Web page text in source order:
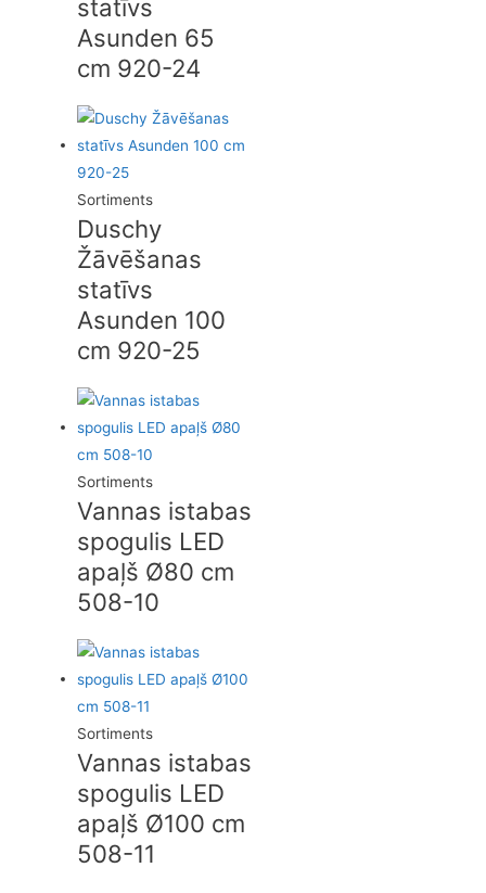
statīvs
Asunden 65
cm 920-24
Sortiments
Duschy
Žāvēšanas
statīvs
Asunden 100
cm 920-25
Sortiments
Vannas istabas
spogulis LED
apaļš Ø80 cm
508-10
Sortiments
Vannas istabas
spogulis LED
apaļš Ø100 cm
508-11